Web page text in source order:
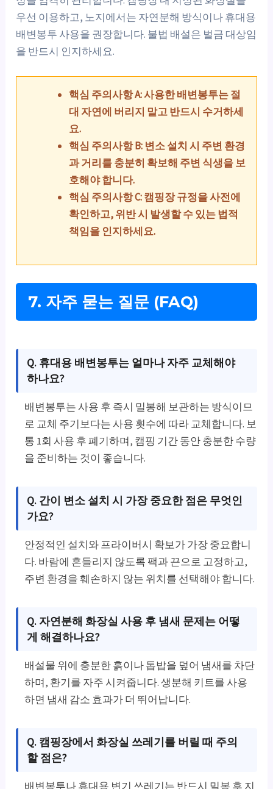
우선 이용하고, 노지에서는 자연분해 방식이나 휴대용
배변봉투 사용을 권장합니다. 불법 배설은 벌금 대상임
을 반드시 인지하세요.
핵심 주의사항 A: 사용한 배변봉투는 절
대 자연에 버리지 말고 반드시 수거하세
요.
핵심 주의사항 B: 변소 설치 시 주변 환경
과 거리를 충분히 확보해 주변 식생을 보
호해야 합니다.
핵심 주의사항 C: 캠핑장 규정을 사전에
확인하고, 위반 시 발생할 수 있는 법적
책임을 인지하세요.
7. 자주 묻는 질문 (FAQ)
Q. 휴대용 배변봉투는 얼마나 자주 교체해야
하나요?
배변봉투는 사용 후 즉시 밀봉해 보관하는 방식이므
로 교체 주기보다는 사용 횟수에 따라 교체합니다. 보
통 1회 사용 후 폐기하며, 캠핑 기간 동안 충분한 수량
을 준비하는 것이 좋습니다.
Q. 간이 변소 설치 시 가장 중요한 점은 무엇인
가요?
안정적인 설치와 프라이버시 확보가 가장 중요합니
다. 바람에 흔들리지 않도록 팩과 끈으로 고정하고,
주변 환경을 훼손하지 않는 위치를 선택해야 합니다.
Q. 자연분해 화장실 사용 후 냄새 문제는 어떻
게 해결하나요?
배설물 위에 충분한 흙이나 톱밥을 덮어 냄새를 차단
하며, 환기를 자주 시켜줍니다. 생분해 키트를 사용
하면 냄새 감소 효과가 더 뛰어납니다.
Q. 캠핑장에서 화장실 쓰레기를 버릴 때 주의
할 점은?
배변봉투나 휴대용 변기 쓰레기는 반드시 밀봉 후 지